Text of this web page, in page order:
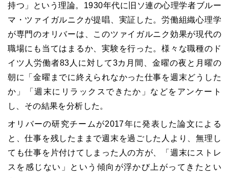
持つ」という理論。 1930年代に旧ソ連の心理学者ブルー
マ・ツァイガルニクが提唱、実証した。労働組織心理学
が専門のオリバーは、このツァイガルニク効果が現代の
職場にも当てはまるか、実験を行った。様々な職種のド
イツ人労働者83 人に対して3カ月間、金曜の夜と月曜の
朝に「金曜までに終えられなかった仕事を週末どうした
か」「週末にリラックスできたか」などをアンケート
し、その結果を分析した。
オリバーの研究チームが2017年に発表した論文による
と、仕事を残したままで週末を過ごした人より、無理し
ても仕事を片付けてしまった人の方が、「週末にストレ
スを感じない」という傾向が浮かび上がってきたとい